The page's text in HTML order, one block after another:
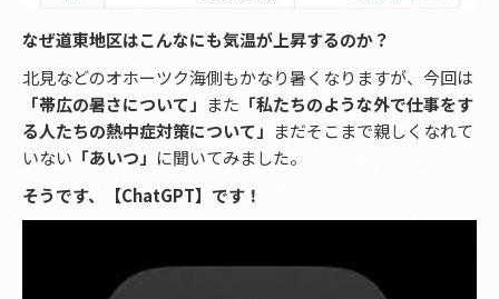
なぜ道東地区はこんなにも気温が上昇するのか？
北見などのオホーツク海側もかなり暑くなりますが、今回は
「帯広の暑さについて」 また 「私たちのような外で仕事をす
る人たちの熱中症対策について」 まだそこまで親しくなれて
いない 「あいつ」 に聞いてみました。
そうです、【ChatGPT】です！